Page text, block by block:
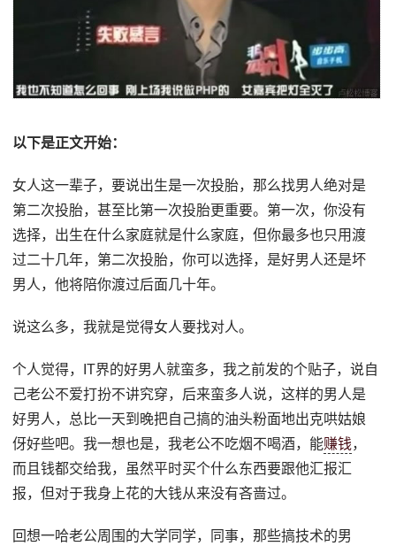
以下是正文开始：
女人这一辈子，要说出生是一次投胎，那么找男人绝对是
第二次投胎，甚至比第一次投胎更重要。第一次，你没有
选择，出生在什么家庭就是什么家庭，但你最多也只用渡
过二十几年，第二次投胎，你可以选择，是好男人还是坏
男人，他将陪你渡过后面几十年。
说这么多，我就是觉得女人要找对人。
个人觉得，IT界的好男人就蛮多，我之前发的个贴子，说自
己老公不爱打扮不讲究穿，后来蛮多人说，这样的男人是
好男人，总比一天到晚把自己搞的油头粉面地出克哄姑娘
伢好些吧。我一想也是，我老公不吃烟不喝酒，能赚钱，
而且钱都交给我，虽然平时买个什么东西要跟他汇报汇
报，但对于我身上花的大钱从来没有吝啬过。
回想一哈老公周围的大学同学，同事，那些搞技术的男